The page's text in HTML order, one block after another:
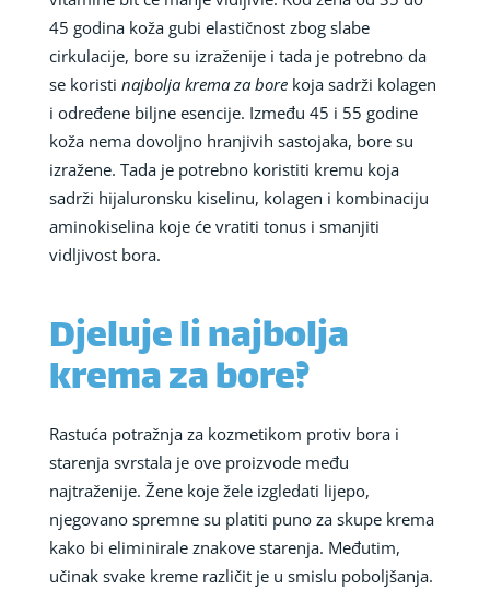
45 godina koža gubi elastičnost zbog slabe
cirkulacije, bore su izraženije i tada je potrebno da
se koristi najbolja krema za borekoja sadrži kolagen
i određene biljne esencije. Između 45 i 55 godine
koža nema dovoljno hranjivih sastojaka, bore su
izražene. Tada je potrebno koristiti kremu koja
sadrži hijaluronsku kiselinu, kolagen i kombinaciju
aminokiselina koje će vratiti tonus i smanjiti
vidljivost bora.
Djeluje li najbolja
krema za bore?
Rastuća potražnja za kozmetikom protiv bora i
starenja svrstala je ove proizvode među
najtraženije. Žene koje žele izgledati lijepo,
njegovano spremne su platiti puno za skupe krema
kako bi eliminirale znakove starenja. Međutim,
učinak svake kreme različit je u smislu poboljšanja.